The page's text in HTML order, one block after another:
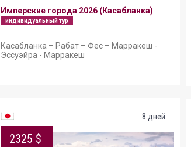
Имперские города 2026 (Касабланка)
индивидуальный тур
Касабланка – Рабат – Фес – Марракеш -
Эссуэйра - Марракеш
8 дней
2325 $